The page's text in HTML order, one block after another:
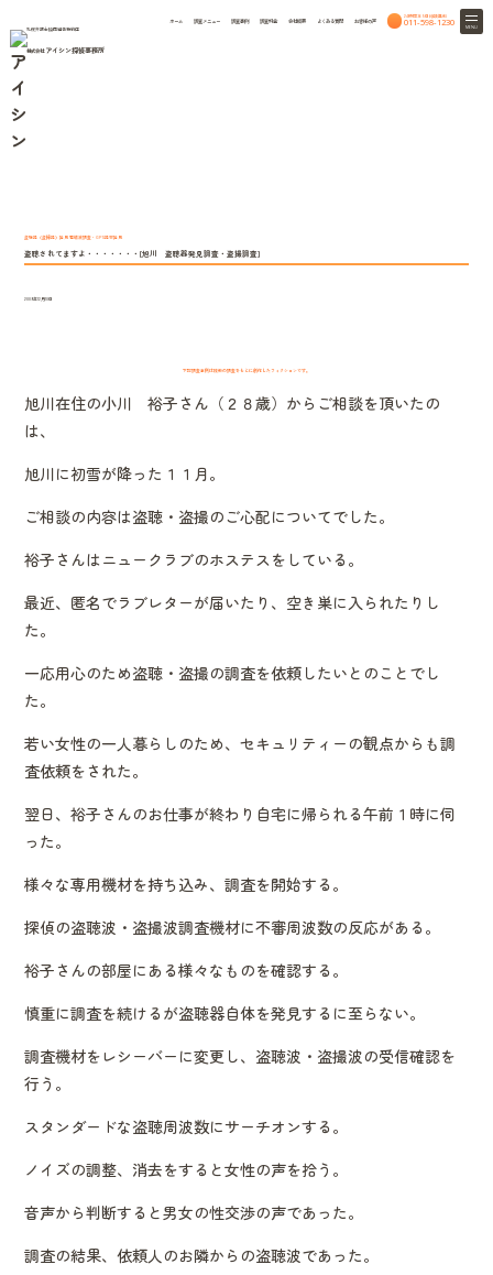
札幌弁護士協同組合特約店
株式会社 アイシン探偵事務所
ホーム 調査メニュー 調査事例 調査料金 会社概要 よくある質問 お客様の声
24時間365日相談無料
011-598-1230 MENU
盗聴器（盗撮器）発見 電磁波調査・GPS器材発見
盗聴されてますよ・・・・・・・[旭川 盗聴器発見調査・盗撮調査]
2009年12月10日
下記調査事例は複数の調査をもとに創作したフィクションです。
旭川在住の小川 裕子さん（２８歳）からご相談を頂いたの
は、
旭川に初雪が降った１１月。
ご相談の内容は盗聴・盗撮のご心配についてでした。
裕子さんはニュークラブのホステスをしている。
最近、匿名でラブレターが届いたり、空き巣に入られたりし
た。
一応用心のため盗聴・盗撮の調査を依頼したいとのことでし
た。
若い女性の一人暮らしのため、セキュリティーの観点からも調
査依頼をされた。
翌日、裕子さんのお仕事が終わり自宅に帰られる午前１時に伺
った。
様々な専用機材を持ち込み、調査を開始する。
探偵の盗聴波・盗撮波調査機材に不審周波数の反応がある。
裕子さんの部屋にある様々なものを確認する。
慎重に調査を続けるが盗聴器自体を発見するに至らない。
調査機材をレシーバーに変更し、盗聴波・盗撮波の受信確認を
行う。
スタンダードな盗聴周波数にサーチオンする。
ノイズの調整、消去をすると女性の声を拾う。
音声から判断すると男女の性交渉の声であった。
調査の結果、依頼人のお隣からの盗聴波であった。